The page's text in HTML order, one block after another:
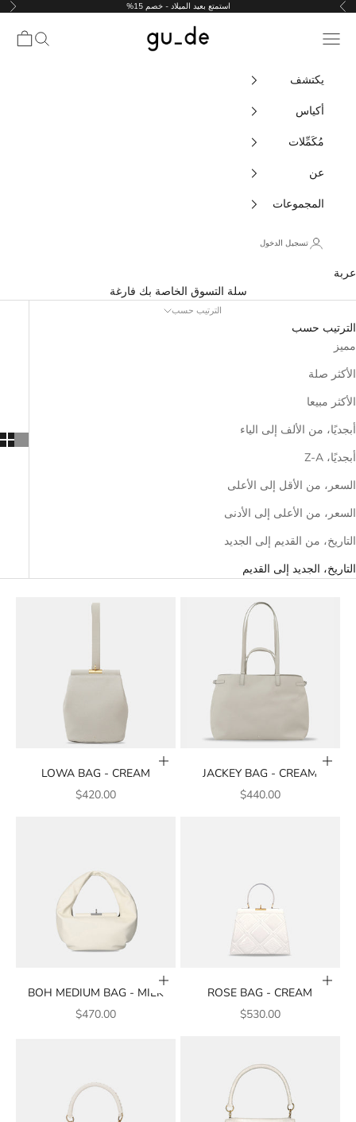
انتقل إلى المحتوى
السابق استمتع بعيد الميلاد - خصم 15%
gu_de قائمة التنقل يبحثعربة
يكتشف
أكياس
مُكَمِّلات
عن
المجموعات
تسجيل الدخول
عربة
سلة التسوق الخاصة بك فارغة
الترتيب حسب
الترتيب حسب
مميز
الأكثر صلة
الأكثر مبيعا
أبجديًا، من الألف إلى الياء
أبجديًا، Z-A
السعر، من الأقل إلى الأعلى
السعر، من الأعلى إلى الأدنى
التاريخ، من القديم إلى الجديد
التاريخ، الجديد إلى القديم
أضف إلى السلة
JACKEY BAG - CREAM
سعر البيع
$440.00
أضف إلى السلة
LOWA BAG - CREAM
سعر البيع
$420.00
أضف إلى السلة
ROSE BAG - CREAM
سعر البيع
$530.00
أضف إلى السلة
BOH MEDIUM BAG - MILK
سعر البيع
$470.00